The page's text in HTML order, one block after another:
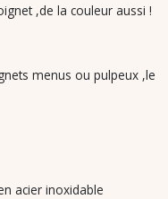
,de la couleur aussi !
menus ou pulpeux ,le
inoxidable